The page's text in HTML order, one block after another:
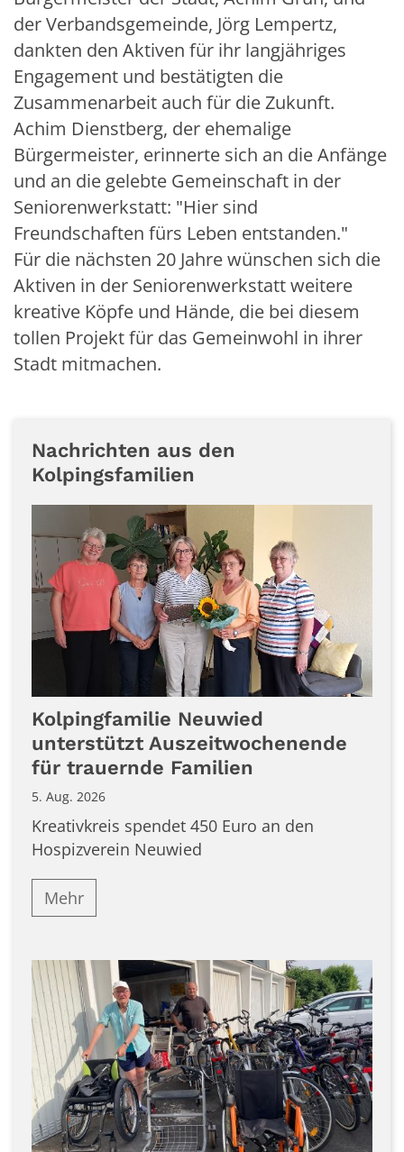
der Verbandsgemeinde, Jörg Lempertz,
dankten den Aktiven für ihr langjähriges
Engagement und bestätigten die
Zusammenarbeit auch für die Zukunft.
Achim Dienstberg, der ehemalige
Bürgermeister, erinnerte sich an die Anfänge
und an die gelebte Gemeinschaft in der
Seniorenwerkstatt: "Hier sind
Freundschaften fürs Leben entstanden."
Für die nächsten 20 Jahre wünschen sich die
Aktiven in der Seniorenwerkstatt weitere
kreative Köpfe und Hände, die bei diesem
tollen Projekt für das Gemeinwohl in ihrer
Stadt mitmachen.
Nachrichten aus den
Kolpingsfamilien
Kolpingfamilie Neuwied
unterstützt Auszeitwochenende
für trauernde Familien
5. Aug. 2026
Kreativkreis spendet 450 Euro an den
Hospizverein Neuwied
Mehr